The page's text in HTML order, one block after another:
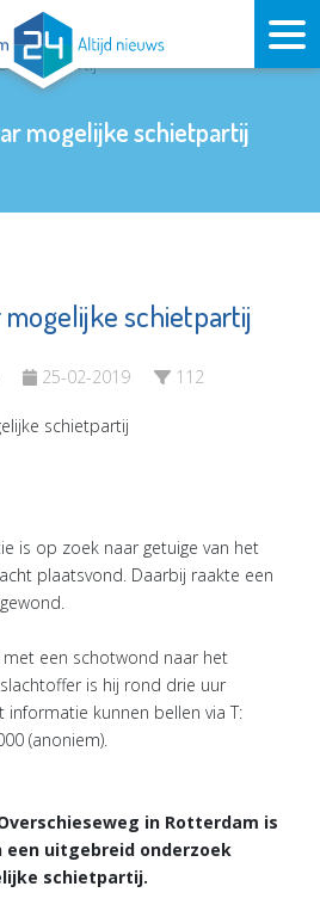
mogelijke schietpartij
schietpartij
25-02-2019 112
is op zoek naar getuige van het
plaatsvond. Daarbij raakte een
een schotwond naar het
is hij rond drie uur
kunnen bellen via T:
(anoniem).
Overschieseweg in Rotterdam is
uitgebreid onderzoek
schietpartij.